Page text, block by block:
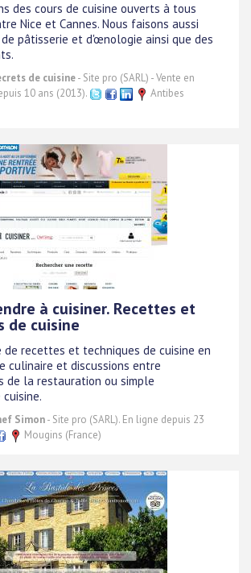
des cours de cuisine ouverts à tous
Nice et Cannes. Nous faisons aussi
pâtisserie et d'œnologie ainsi que des
de cuisine- Site pro (SARL) - Vente en
10 ans (2013).
Antibes
à cuisiner. Recettes et
de cuisine
de recettes et techniques de cuisine en
culinaire et discussions entre
de la restauration ou simple
Simon- Site pro (SARL). En ligne depuis 23
Mougins (France)